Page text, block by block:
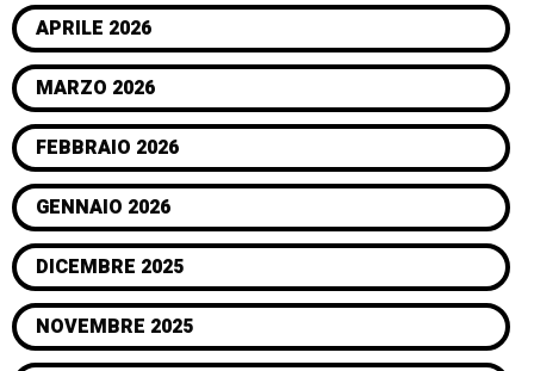
APRILE 2026
MARZO 2026
FEBBRAIO 2026
GENNAIO 2026
DICEMBRE 2025
NOVEMBRE 2025